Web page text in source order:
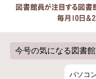
今号の気になる図書
パソコ